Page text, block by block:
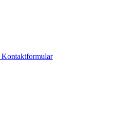
Kontaktformular